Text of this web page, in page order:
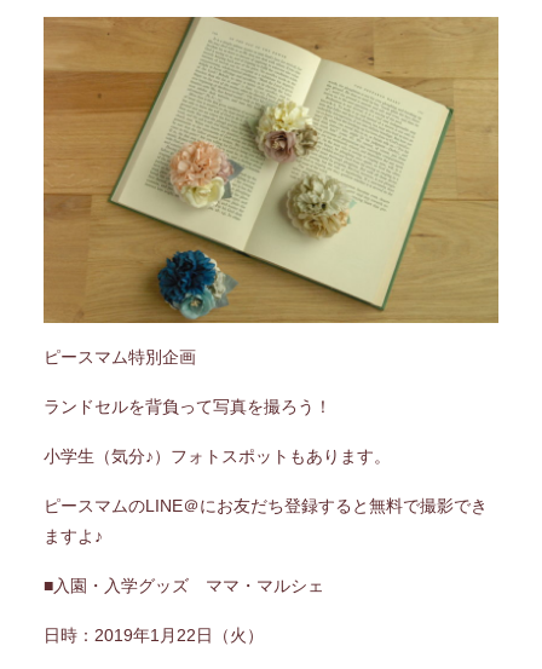
ピースマム特別企画
ランドセルを背負って写真を撮ろう！
小学生（気分♪）フォトスポットもあります。
ピースマムのLINE＠にお友だち登録すると無料で撮影でき
ますよ♪
■入園・入学グッズ ママ・マルシェ
日時：2019年1月22日（火）